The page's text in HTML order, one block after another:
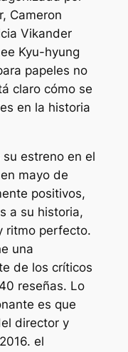
Cameron
Vikander
Kyu-hyung
papeles no
claro cómo se
en la historia
su estreno en el
mayo de
positivos,
a su historia,
ritmo perfecto.
una
de los críticos
reseñas. Lo
es que
director y
el